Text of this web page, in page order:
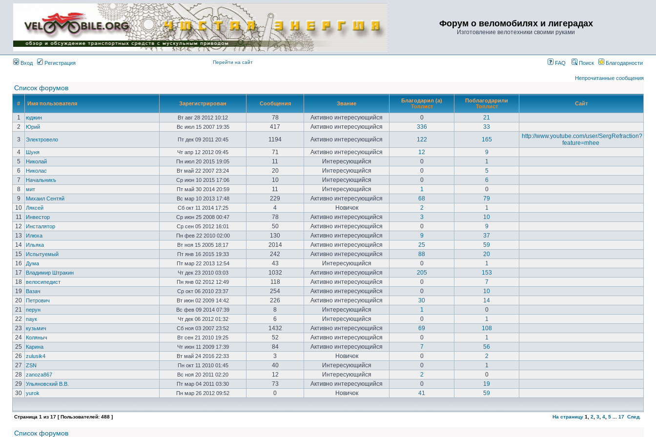
Имя пользователя:
Пароль:
{ LOG_ME_IN_SHORT
}
Форум о веломобилях и лигерадах
Изготовление велотехники своими руками
Вход Регистрация Перейти на сайт FAQ Поиск Благодарности
Непрочитанные сообщения
Список форумов
# Имя пользователя Зарегистрирован Сообщения Звание
Благодарил (а)
Топлист
Поблагодарили
Топлист
Сайт
1 юджин Вт авг 28 2012 10:12 78 Активно интересующийся 0
21
2
Юрий Вс июл 15 2007 19:35 417 Активно интересующийся 336
33
3
Электровело Пт дек 09 2011 20:45 1194 Активно интересующийся 122 165
http://www.youtube.com/user/SergRefraction?
feature=mhee
4
Шуня Чт апр 12 2012 09:45 71 Активно интересующийся 12
9
5
Николай Пн июл 20 2015 19:05 11 Интересующийся 0
1
6
Николас Вт май 22 2007 23:24 20 Интересующийся 0
5
7
Начальникъ Ср июн 10 2015 17:06 10 Интересующийся 0
6
8
мит Пт май 30 2014 20:59 11 Интересующийся 1
0
9
Михаил Сентяй Вс мар 10 2013 17:48 229 Активно интересующийся 68
79
10
Ляксей Сб окт 11 2014 17:25 4 Новичок 2
1
11
Инвестор Ср июн 25 2008 00:47 78 Активно интересующийся 3
10
12
Инсталятор Ср сен 05 2012 16:01 50 Активно интересующийся 0
9
13
Илюха Пн фев 22 2010 02:00 130 Активно интересующийся 9
37
14
Ильяка Вт ноя 15 2005 18:17 2014 Активно интересующийся 25
59
15
Испытуемый Пт янв 16 2015 19:33 242 Активно интересующийся 88
20
16
Дума Пт мар 22 2013 12:54 43 Интересующийся 0
1
17
Владимир Штракин Чт дек 23 2010 03:03 1032 Активно интересующийся 205
153
18
велосипедист Пн янв 02 2012 12:49 118 Активно интересующийся 0
7
19
Вазач Ср окт 06 2010 23:37 254 Активно интересующийся 0
10
20
Петрович Вт июн 02 2009 14:42 226 Активно интересующийся 30
14
21
перун Вс фев 09 2014 07:39 8 Интересующийся 1
0
22
паук Чт дек 06 2012 01:32 6 Интересующийся 0
1
23
кузьмич Сб ноя 03 2007 23:52 1432 Активно интересующийся 69
108
24
Коляныч Вт сен 21 2010 19:25 52 Активно интересующийся 0
1
25
Карина Чт июн 11 2009 17:39 84 Активно интересующийся 7
56
26
zulusik4 Вт май 24 2016 22:33 3 Новичок 0
2
27
ZSN Пн окт 11 2010 01:45 40 Интересующийся 0
1
28
zanoza867 Вс ноя 20 2011 02:20 12 Интересующийся 2
0
29
Ульяновский В.В. Пт мар 04 2011 03:30 73 Активно интересующийся 0
19
30
yurok Пн мар 26 2012 09:52 0 Новичок 41 59
Страница 1 из 17 [ Пользователей: 488 ] На страницу 1 2 3 4 5 17 След.
Список форумов